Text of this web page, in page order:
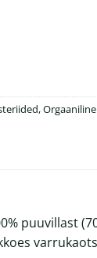
,
puuvillast